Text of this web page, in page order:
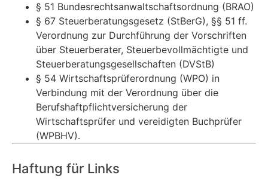
§ 51 Bundesrechtsanwaltschaftsordnung (BRAO)
§ 67 Steuerberatungsgesetz (StBerG), §§ 51 ff.
Verordnung zur Durchführung der Vorschriften
über Steuerberater, Steuerbevollmächtigte und
Steuerberatungsgesellschaften (DVStB)
§ 54 Wirtschaftsprüferordnung (WPO) in
Verbindung mit der Verordnung über die
Berufshaftpflichtversicherung der
Wirtschaftsprüfer und vereidigten Buchprüfer
(WPBHV).
Haftung für Links